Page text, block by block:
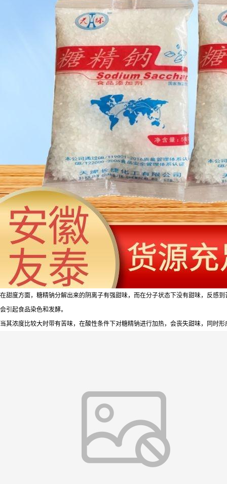
在甜度方面，糖精钠分解出来的阴离子有强甜味，而在分子状态下没有甜味，反感
会引起食品染色和发酵。
当其浓度比较大时带有苦味，在酸性条件下对糖精钠进行加热，会丧失甜味，同时